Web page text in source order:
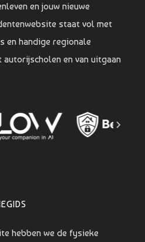
en jouw nieuwe
staat vol met
en handige regionale
en van uitgaan
hebben we de fysieke